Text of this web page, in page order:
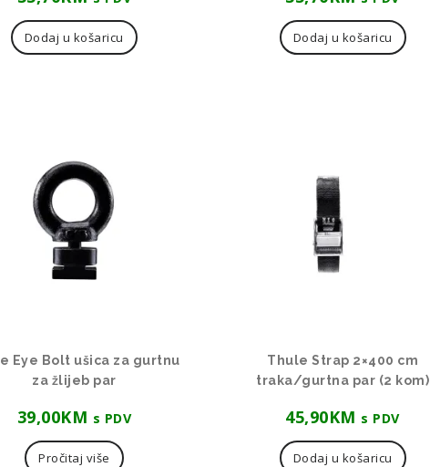
Dodaj u košaricu Dodaj u košaricu
Eye Bolt ušica za gurtnu
za žlijeb par
39,00KM s PDV
Pročitaj više
Thule Strap 2×400 cm
traka/gurtna par (2 kom)
45,90KM s PDV
Dodaj u košaricu